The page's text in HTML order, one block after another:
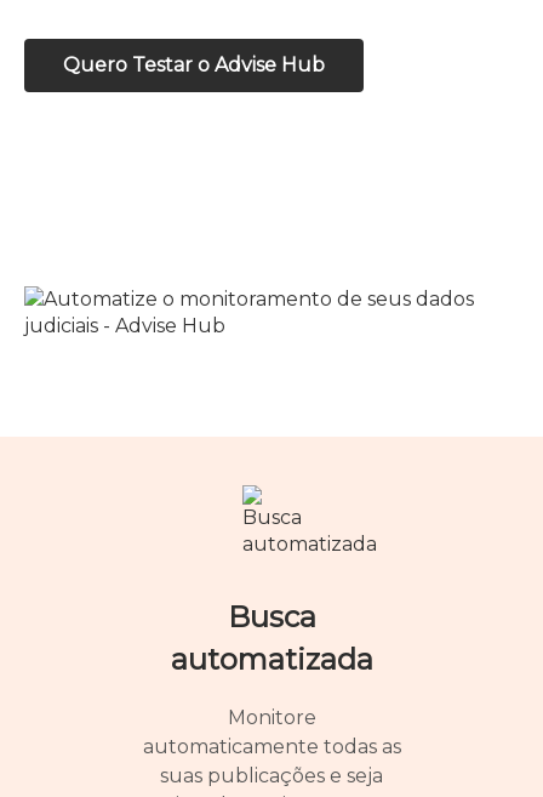
Quero Testar o Advise Hub
Busca
automatizada
Monitore
automaticamente todas as
suas publicações e seja